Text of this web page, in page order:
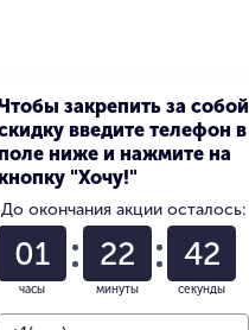
закрепить за собой
введите телефон в
поле ниже и нажмите на
кнопку "Хочу!"
До окончания акции осталось:
01
часы
22
минуты
41
секунды